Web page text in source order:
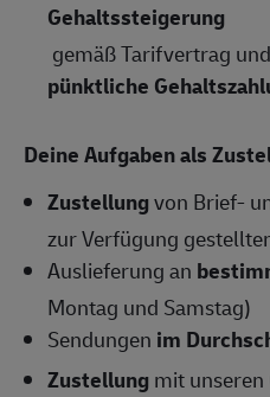
Gehaltssteigerung
gemäß Tarifvertrag und
pünktliche
Deine Aufgaben als
Zustellungvon Brief-
zur Verfügung
Auslieferung an
Montag und Samstag)
Sendungen im
Zustellungmit unseren